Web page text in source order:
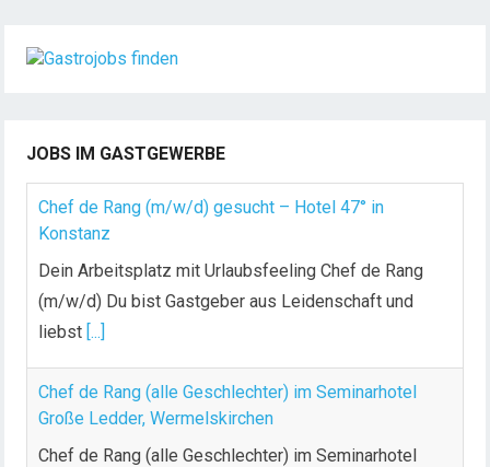
JOBS IM GASTGEWERBE
Chef de Rang (m/w/d) gesucht – Hotel 47° in
Konstanz
Dein Arbeitsplatz mit Urlaubsfeeling Chef de Rang
(m/w/d) Du bist Gastgeber aus Leidenschaft und
liebst [...]
Chef de Rang (alle Geschlechter) im Seminarhotel
Große Ledder, Wermelskirchen
Chef de Rang (alle Geschlechter) im Seminarhotel